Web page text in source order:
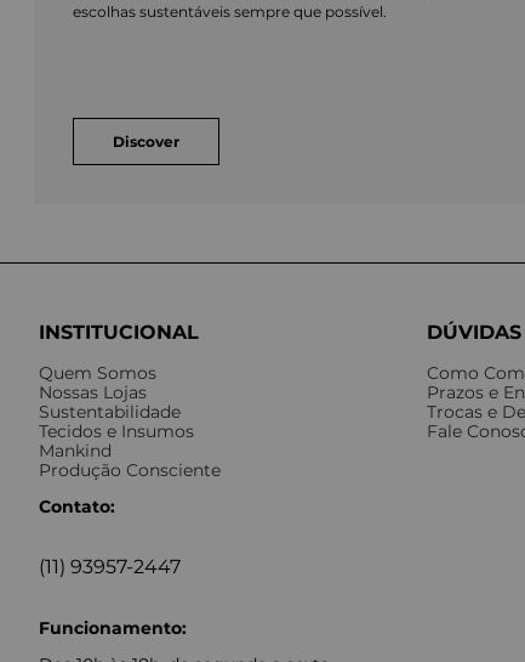
escolhas sustentáveis sempre que possível.
Discover
INSTITUCIONAL
Quem Somos
Nossas Lojas
Sustentabilidade
Tecidos e Insumos
Mankind
Produção Consciente
Contato:
(11) 93957-2447
Funcionamento:
DÚVIDAS
Como
Prazos e
Trocas e
Fale